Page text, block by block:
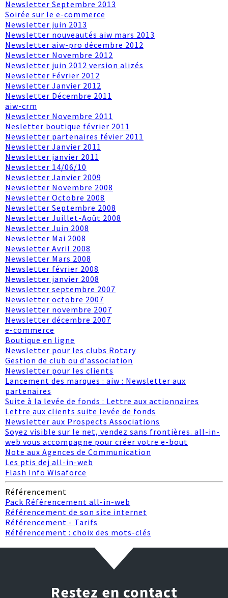
Newsletter Septembre 2013
Soirée sur le e-commerce
Newsletter juin 2013
Newsletter nouveautés aiw mars 2013
Newsletter aiw-pro décembre 2012
Newsletter Novembre 2012
Newsletter juin 2012 version alizés
Newsletter Février 2012
Newsletter Janvier 2012
Newsletter Décembre 2011
aiw-crm
Newsletter Novembre 2011
Nesletter boutique février 2011
Newsletter partenaires févier 2011
Newsletter Janvier 2011
Newsletter janvier 2011
Newsletter 14/06/10
Newsletter Janvier 2009
Newsletter Novembre 2008
Newsletter Octobre 2008
Newsletter Septembre 2008
Newsletter Juillet-Août 2008
Newsletter Juin 2008
Newsletter Mai 2008
Newsletter Avril 2008
Newsletter Mars 2008
Newsletter février 2008
Newsletter janvier 2008
Newsletter septembre 2007
Newsletter octobre 2007
Newsletter novembre 2007
Newsletter décembre 2007
e-commerce
Boutique en ligne
Newsletter pour les clubs Rotary
Gestion de club ou d'association
Newsletter pour les clients
Lancement des marques : aiw : Newsletter aux
partenaires
Suite à la levée de fonds : Lettre aux actionnaires
Lettre aux clients suite levée de fonds
Newsletter aux Prospects Associations
Soyez visible sur le net, vendez sans frontières. all-in-
web vous accompagne pour créer votre e-bout
Note aux Agences de Communication
Les ptis dej all-in-web
Flash Info Wisaforce
Référencement
Pack Référencement all-in-web
Référencement de son site internet
Référencement - Tarifs
Référencement : choix des mots-clés
Restez en contact